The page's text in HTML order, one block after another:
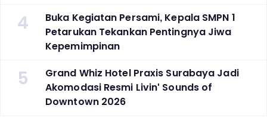
4
Buka Kegiatan Persami, Kepala SMPN 1
Petarukan Tekankan Pentingnya Jiwa
Kepemimpinan
5
Grand Whiz Hotel Praxis Surabaya Jadi
Akomodasi Resmi Livin' Sounds of
Downtown 2026